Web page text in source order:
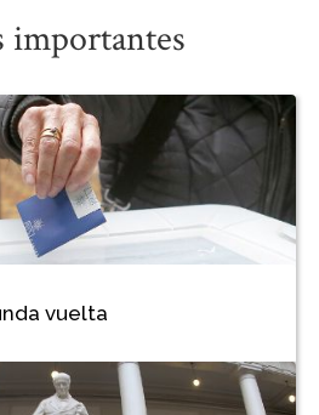
importantes
vuelta